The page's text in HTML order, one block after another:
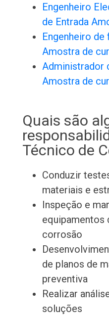
Engenheiro
de Entrada
Engenheiro
Amostra de
Administrador
Amostra de
Quais são
Técnico de
Conduzir
materiais e
Inspeção e
equipamentos
corrosão
de planos de
preventiva
Realizar
soluções